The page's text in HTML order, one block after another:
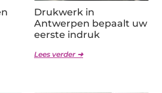
Drukwerk in
Antwerpen bepaalt uw
eerste indruk
Lees verder ➜